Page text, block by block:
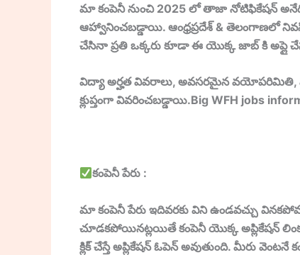
మా కంపెనీ నుంచి 2025 లో తాజా నోటిఫికేషన్ అనేది
ఆహ్వానించబడ్డాయి. ఆంధ్రప్రదేశ్ & తెలంగాణలో
చేసినా ప్రతి ఒక్కరు కూడా ఈ యొక్క జాబ్ కి అప్లై
విద్యా అర్హత వివరాలు, అవసరమైన వయోపరిమితి,
క్లుప్తంగా వివరించబడ్డాయి.Big WFH jobs
కంపెనీ పేరు :
మా కంపెనీ పేరు ఇదివరకు విని ఉండవచ్చు
చూడకపోయినట్లయితే కంపెనీ యొక్క అప్లికేషన్ లింకు
క్లిక్ చేస్తే అప్లికేషన్ ఓపెన్ అవుతుంది. మీరు